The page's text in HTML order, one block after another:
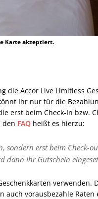
Karte akzeptiert.
die Accor Live Limitless
Ihr nur für die
erst beim Check-In bzw.
den FAQ heißt es hierzu:
erst beim Check-
dann Ihr Gutschein
verwenden.
vorausbezahle Raten